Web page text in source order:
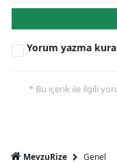
Yorum yazma
* Bu içerik ile ilgili
MevzuRize Genel